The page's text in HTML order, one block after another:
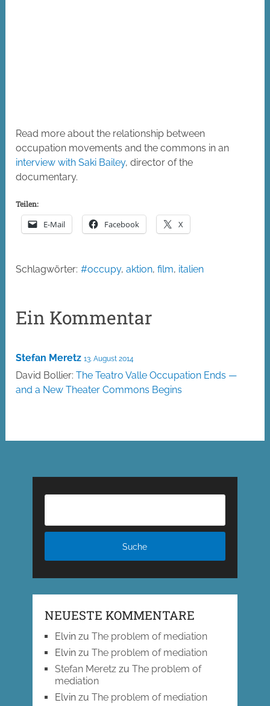
Read more about the relationship between
occupation movements and the commons in an
interview with Saki Bailey, director of the
documentary.
Teilen:
E-Mail Facebook X
Schlagwörter: #occupy,aktion,film, italien
Ein Kommentar
Stefan Meretz 13. August 2014
David Bollier:The Teatro Valle Occupation Ends —
and a New Theater Commons Begins
NEUESTE KOMMENTARE
Elvinzu The problem of mediation
Elvinzu The problem of mediation
Stefan Meretzzu The problem of
mediation
Elvinzu The problem of mediation